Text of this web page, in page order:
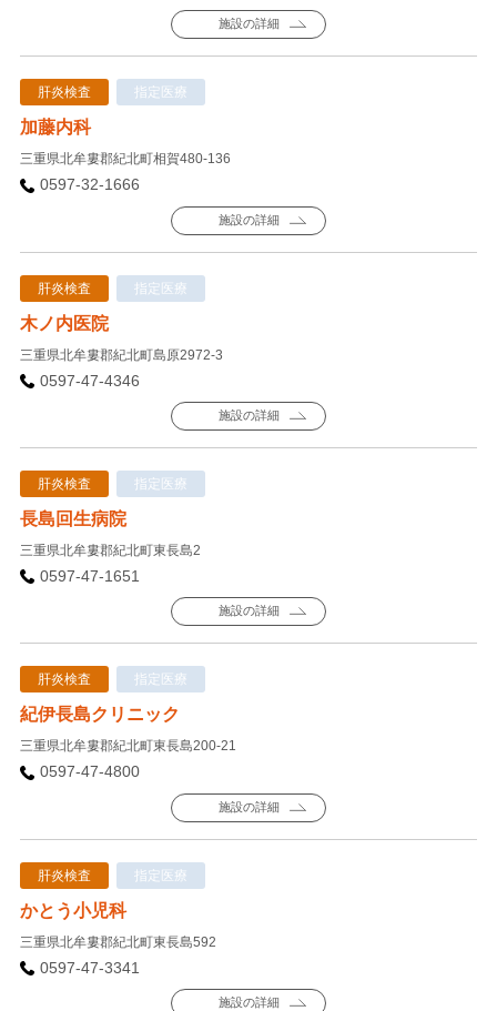
施設の詳細
肝炎検査 指定医療
加藤内科
三重県北牟婁郡紀北町相賀480-136
0597-32-1666
施設の詳細
肝炎検査 指定医療
木ノ内医院
三重県北牟婁郡紀北町島原2972-3
0597-47-4346
施設の詳細
肝炎検査 指定医療
長島回生病院
三重県北牟婁郡紀北町東長島2
0597-47-1651
施設の詳細
肝炎検査 指定医療
紀伊長島クリニック
三重県北牟婁郡紀北町東長島200-21
0597-47-4800
施設の詳細
肝炎検査 指定医療
かとう小児科
三重県北牟婁郡紀北町東長島592
0597-47-3341
施設の詳細